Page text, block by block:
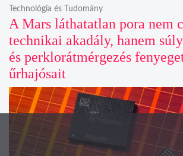
A Mars láthatatlan pora nem
technikai akadály, hanem
és perklorátmérgezés
űrhajósait
Technológia és Tudomány